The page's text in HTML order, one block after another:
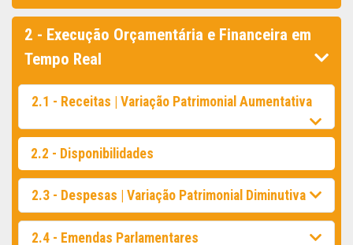
2 - Execução Orçamentária e Financeira em
Tempo Real
2.1 - Receitas | Variação Patrimonial Aumentativa
2.2 - Disponibilidades
2.3 - Despesas | Variação Patrimonial Diminutiva
2.4 - Emendas Parlamentares